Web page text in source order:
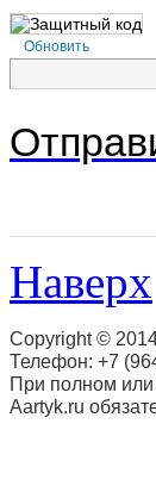
Обновить
Наверх
Copyright ©
Телефон: +7
При полном или
Aartyk.ru